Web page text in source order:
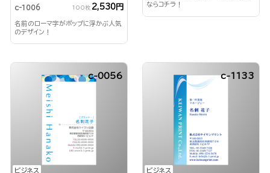
c-1006 100枚 2,530円
名前のローマ字がポップに浮かぶ人気
のデザイン！
ならコチラ！
ビジネス
c-0056
ビジネス
c-1133